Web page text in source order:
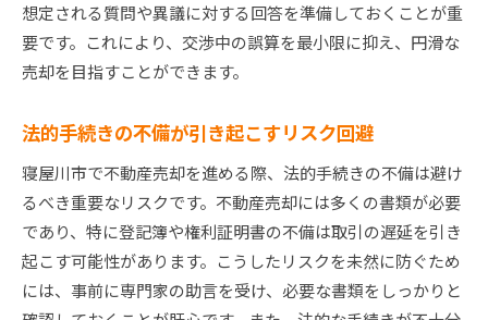
想定される質問や異議に対する回答を準備しておくことが重
要です。これにより、交渉中の誤算を最小限に抑え、円滑な
売却を目指すことができます。
法的手続きの不備が引き起こすリスク回避
寝屋川市で不動産売却を進める際、法的手続きの不備は避け
るべき重要なリスクです。不動産売却には多くの書類が必要
であり、特に登記簿や権利証明書の不備は取引の遅延を引き
起こす可能性があります。こうしたリスクを未然に防ぐため
には、事前に専門家の助言を受け、必要な書類をしっかりと